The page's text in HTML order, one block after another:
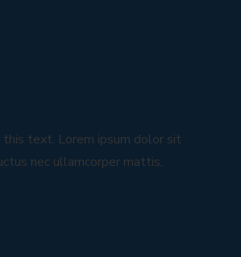
text. Lorem ipsum dolor sit
nec ullamcorper mattis,